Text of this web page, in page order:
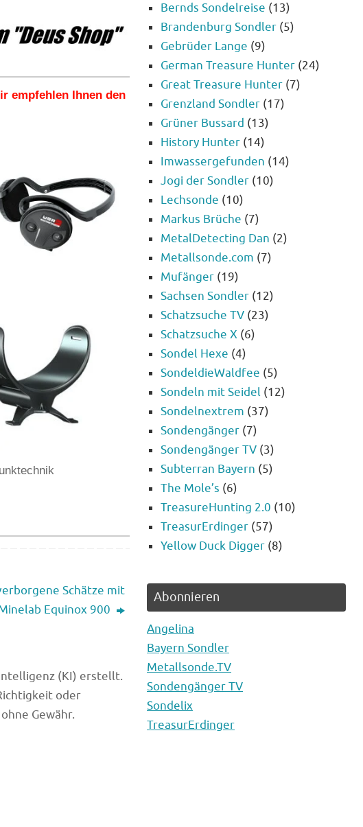
empfehlen Ihnen den
Schätze mit
Equinox 900
(KI) erstellt.
oder
Gewähr.
Bernds Sondelreise (13)
Brandenburg Sondler (5)
Gebrüder Lange (9)
German Treasure Hunter (24)
Great Treasure Hunter (7)
Grenzland Sondler (17)
Grüner Bussard (13)
History Hunter (14)
Imwassergefunden (14)
Jogi der Sondler (10)
Lechsonde (10)
Markus Brüche (7)
MetalDetecting Dan (2)
Metallsonde.com (7)
Mufänger (19)
Sachsen Sondler (12)
Schatzsuche TV (23)
Schatzsuche X (6)
Sondel Hexe (4)
SondeldieWaldfee (5)
Sondeln mit Seidel (12)
Sondelnextrem (37)
Sondengänger (7)
Sondengänger TV (3)
Subterran Bayern (5)
The Mole’s (6)
TreasureHunting 2.0 (10)
TreasurErdinger (57)
Yellow Duck Digger (8)
Abonnieren
Angelina
Bayern Sondler
Metallsonde.TV
Sondengänger TV
Sondelix
TreasurErdinger